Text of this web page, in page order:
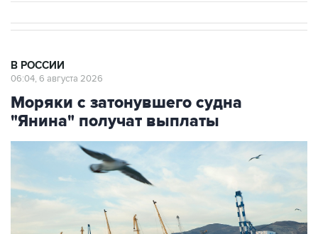
Моряки с затонувшего судна
"Янина" получат выплаты